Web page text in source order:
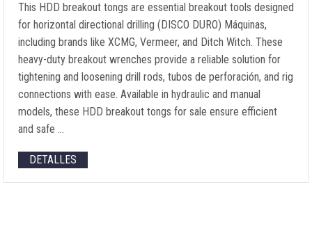
This HDD breakout tongs are essential breakout tools designed
for horizontal directional drilling (DISCO DURO) Máquinas,
including brands like XCMG, Vermeer, and Ditch Witch. These
heavy-duty breakout wrenches provide a reliable solution for
tightening and loosening drill rods, tubos de perforación, and rig
connections with ease. Available in hydraulic and manual
models, these HDD breakout tongs for sale ensure efficient
and safe …
DETALLES